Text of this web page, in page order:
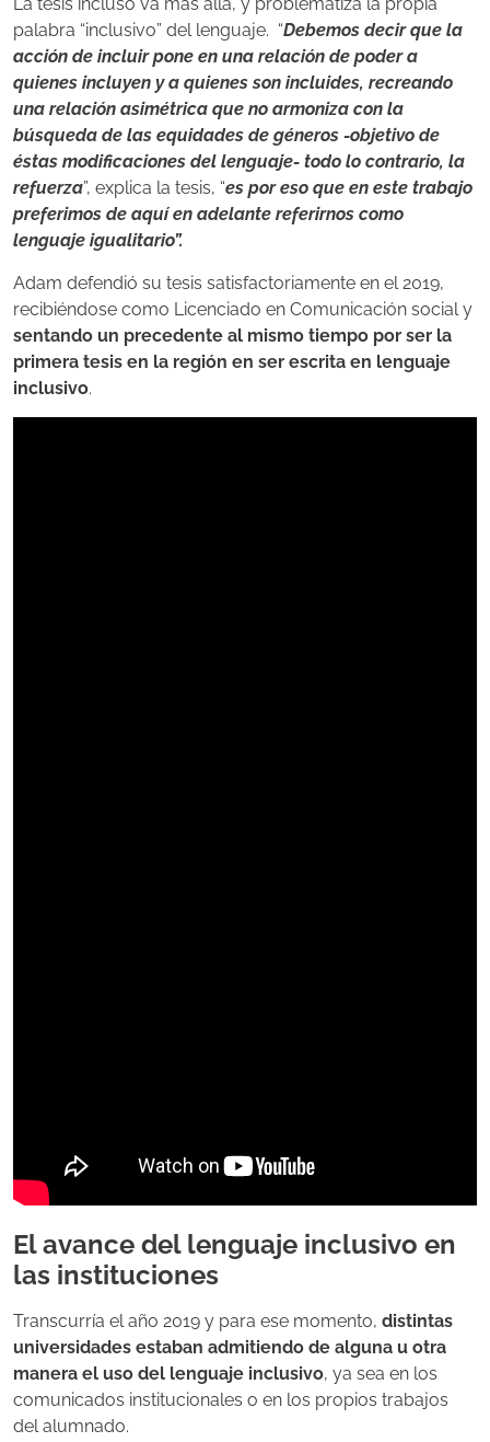
La tesis incluso va más allá, y problematiza la propia
palabra “inclusivo” del lenguaje. “Debemos decir que la
acción de incluir pone en una relación de poder a
quienes incluyen y a quienes son incluides, recreando
una relación asimétrica que no armoniza con la
búsqueda de las equidades de géneros -objetivo de
éstas modificaciones del lenguaje- todo lo contrario, la
refuerza”, explica la tesis, “es por eso que en este trabajo
preferimos de aquí en adelante referirnos como
lenguaje igualitario”.
Adam defendió su tesis satisfactoriamente en el 2019,
recibiéndose como Licenciado en Comunicación social y
sentando un precedente al mismo tiempo por ser la
primera tesis en la región en ser escrita en lenguaje
inclusivo.
El avance del lenguaje inclusivo en
las instituciones
Transcurría el año 2019 y para ese momento, distintas
universidades estaban admitiendo de alguna u otra
manera el uso del lenguaje inclusivo, ya sea en los
comunicados institucionales o en los propios trabajos
del alumnado.